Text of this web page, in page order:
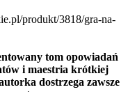
produkt/3818/gra-na-
tom opowiadań
i maestria krótkiej
dostrzega zawsze